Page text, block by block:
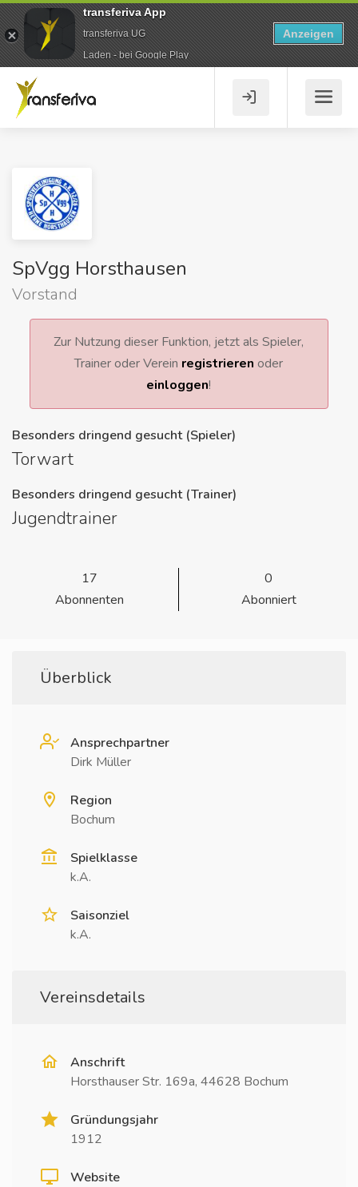
SpVgg Horsthausen
Vorstand
Zur Nutzung dieser Funktion, jetzt als Spieler,
Trainer oder Verein registrieren oder
einloggen!
Besonders dringend gesucht (Spieler)
Torwart
Besonders dringend gesucht (Trainer)
Jugendtrainer
17
Abonnenten
0
Abonniert
Überblick
Ansprechpartner
Dirk Müller
Region
Bochum
Spielklasse
k.A.
Saisonziel
k.A.
Vereinsdetails
Anschrift
Horsthauser Str. 169a, 44628 Bochum
Gründungsjahr
1912
Website
transferiva App
transferiva UG
Laden - bei Google Play
Anzeigen